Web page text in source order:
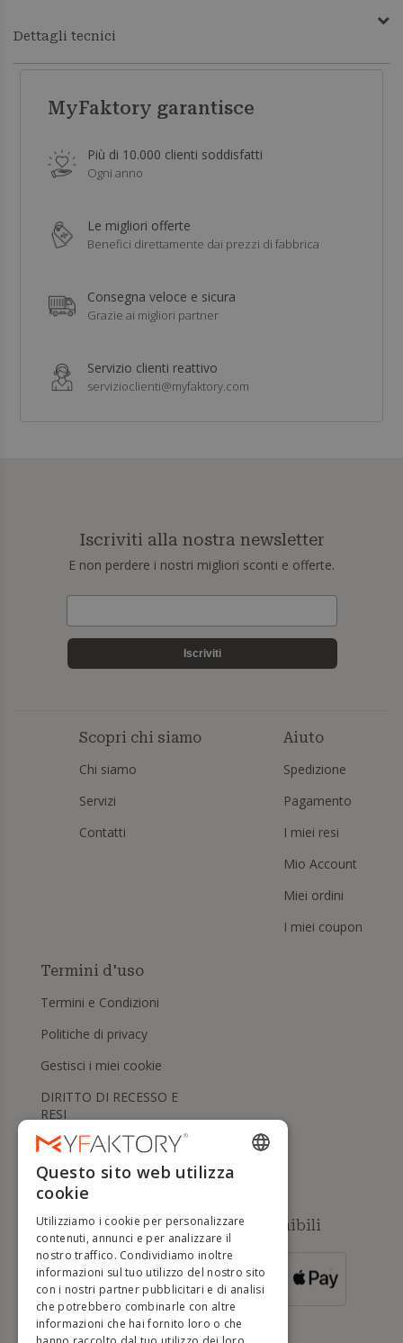
Dettagli tecnici
MyFaktory garantisce
Più di 10.000 clienti soddisfatti
Ogni anno
Le migliori offerte
Benefici direttamente dai prezzi di fabbrica
Consegna veloce e sicura
Grazie ai migliori partner
Servizio clienti reattivo
servizioclienti@myfaktory.com
Iscriviti alla nostra newsletter
E non perdere i nostri migliori sconti e offerte.
Iscriviti
Scopri chi siamo
Chi siamo
Servizi
Contatti
Aiuto
Spedizione
Pagamento
I miei resi
Mio Account
Miei ordini
I miei coupon
Termini d'uso
Termini e Condizioni
Politiche di privacy
Gestisci i miei cookie
DIRITTO DI RECESSO E
RESI
Aiuto
Metodi di pagamento disponibili
SUPERIORI A
500 €
ENGLISH
DUTCH
GERMAN
PORTUGUESE
Questo sito web utilizza
cookie
Utilizziamo i cookie per personalizzare
contenuti, annunci e per analizzare il
nostro traffico. Condividiamo inoltre
informazioni sul tuo utilizzo del nostro sito
con i nostri partner pubblicitari e di analisi
che potrebbero combinarle con altre
informazioni che hai fornito loro o che